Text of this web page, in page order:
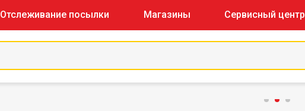
Отслеживание посылки Магазины Сервисный центр